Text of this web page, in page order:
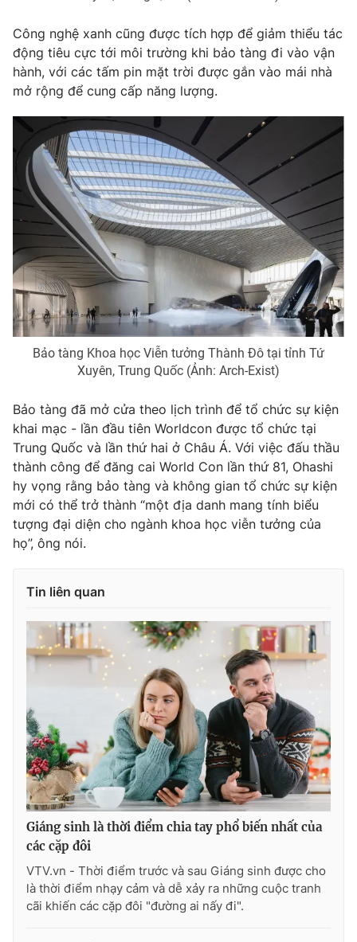
Công nghệ xanh cũng được tích hợp để giảm thiểu tác
động tiêu cực tới môi trường khi bảo tàng đi vào vận
hành, với các tấm pin mặt trời được gắn vào mái nhà
mở rộng để cung cấp năng lượng.
Bảo tàng Khoa học Viễn tưởng Thành Đô tại tỉnh Tứ
Xuyên, Trung Quốc (Ảnh: Arch-Exist)
Bảo tàng đã mở cửa theo lịch trình để tổ chức sự kiện
khai mạc - lần đầu tiên Worldcon được tổ chức tại
Trung Quốc và lần thứ hai ở Châu Á. Với việc đấu thầu
thành công để đăng cai World Con lần thứ 81, Ohashi
hy vọng rằng bảo tàng và không gian tổ chức sự kiện
mới có thể trở thành “một địa danh mang tính biểu
tượng đại diện cho ngành khoa học viễn tưởng của
họ”, ông nói.
Tin liên quan
Giáng sinh là thời điểm chia tay phổ biến nhất của
các cặp đôi
VTV.vn - Thời điểm trước và sau Giáng sinh được cho
là thời điểm nhạy cảm và dễ xảy ra những cuộc tranh
cãi khiến các cặp đôi "đường ai nấy đi".